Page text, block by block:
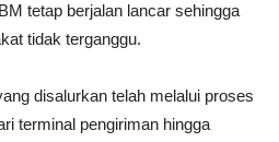
tetap berjalan lancar sehingga
tidak terganggu.
disalurkan telah melalui proses
terminal pengiriman hingga